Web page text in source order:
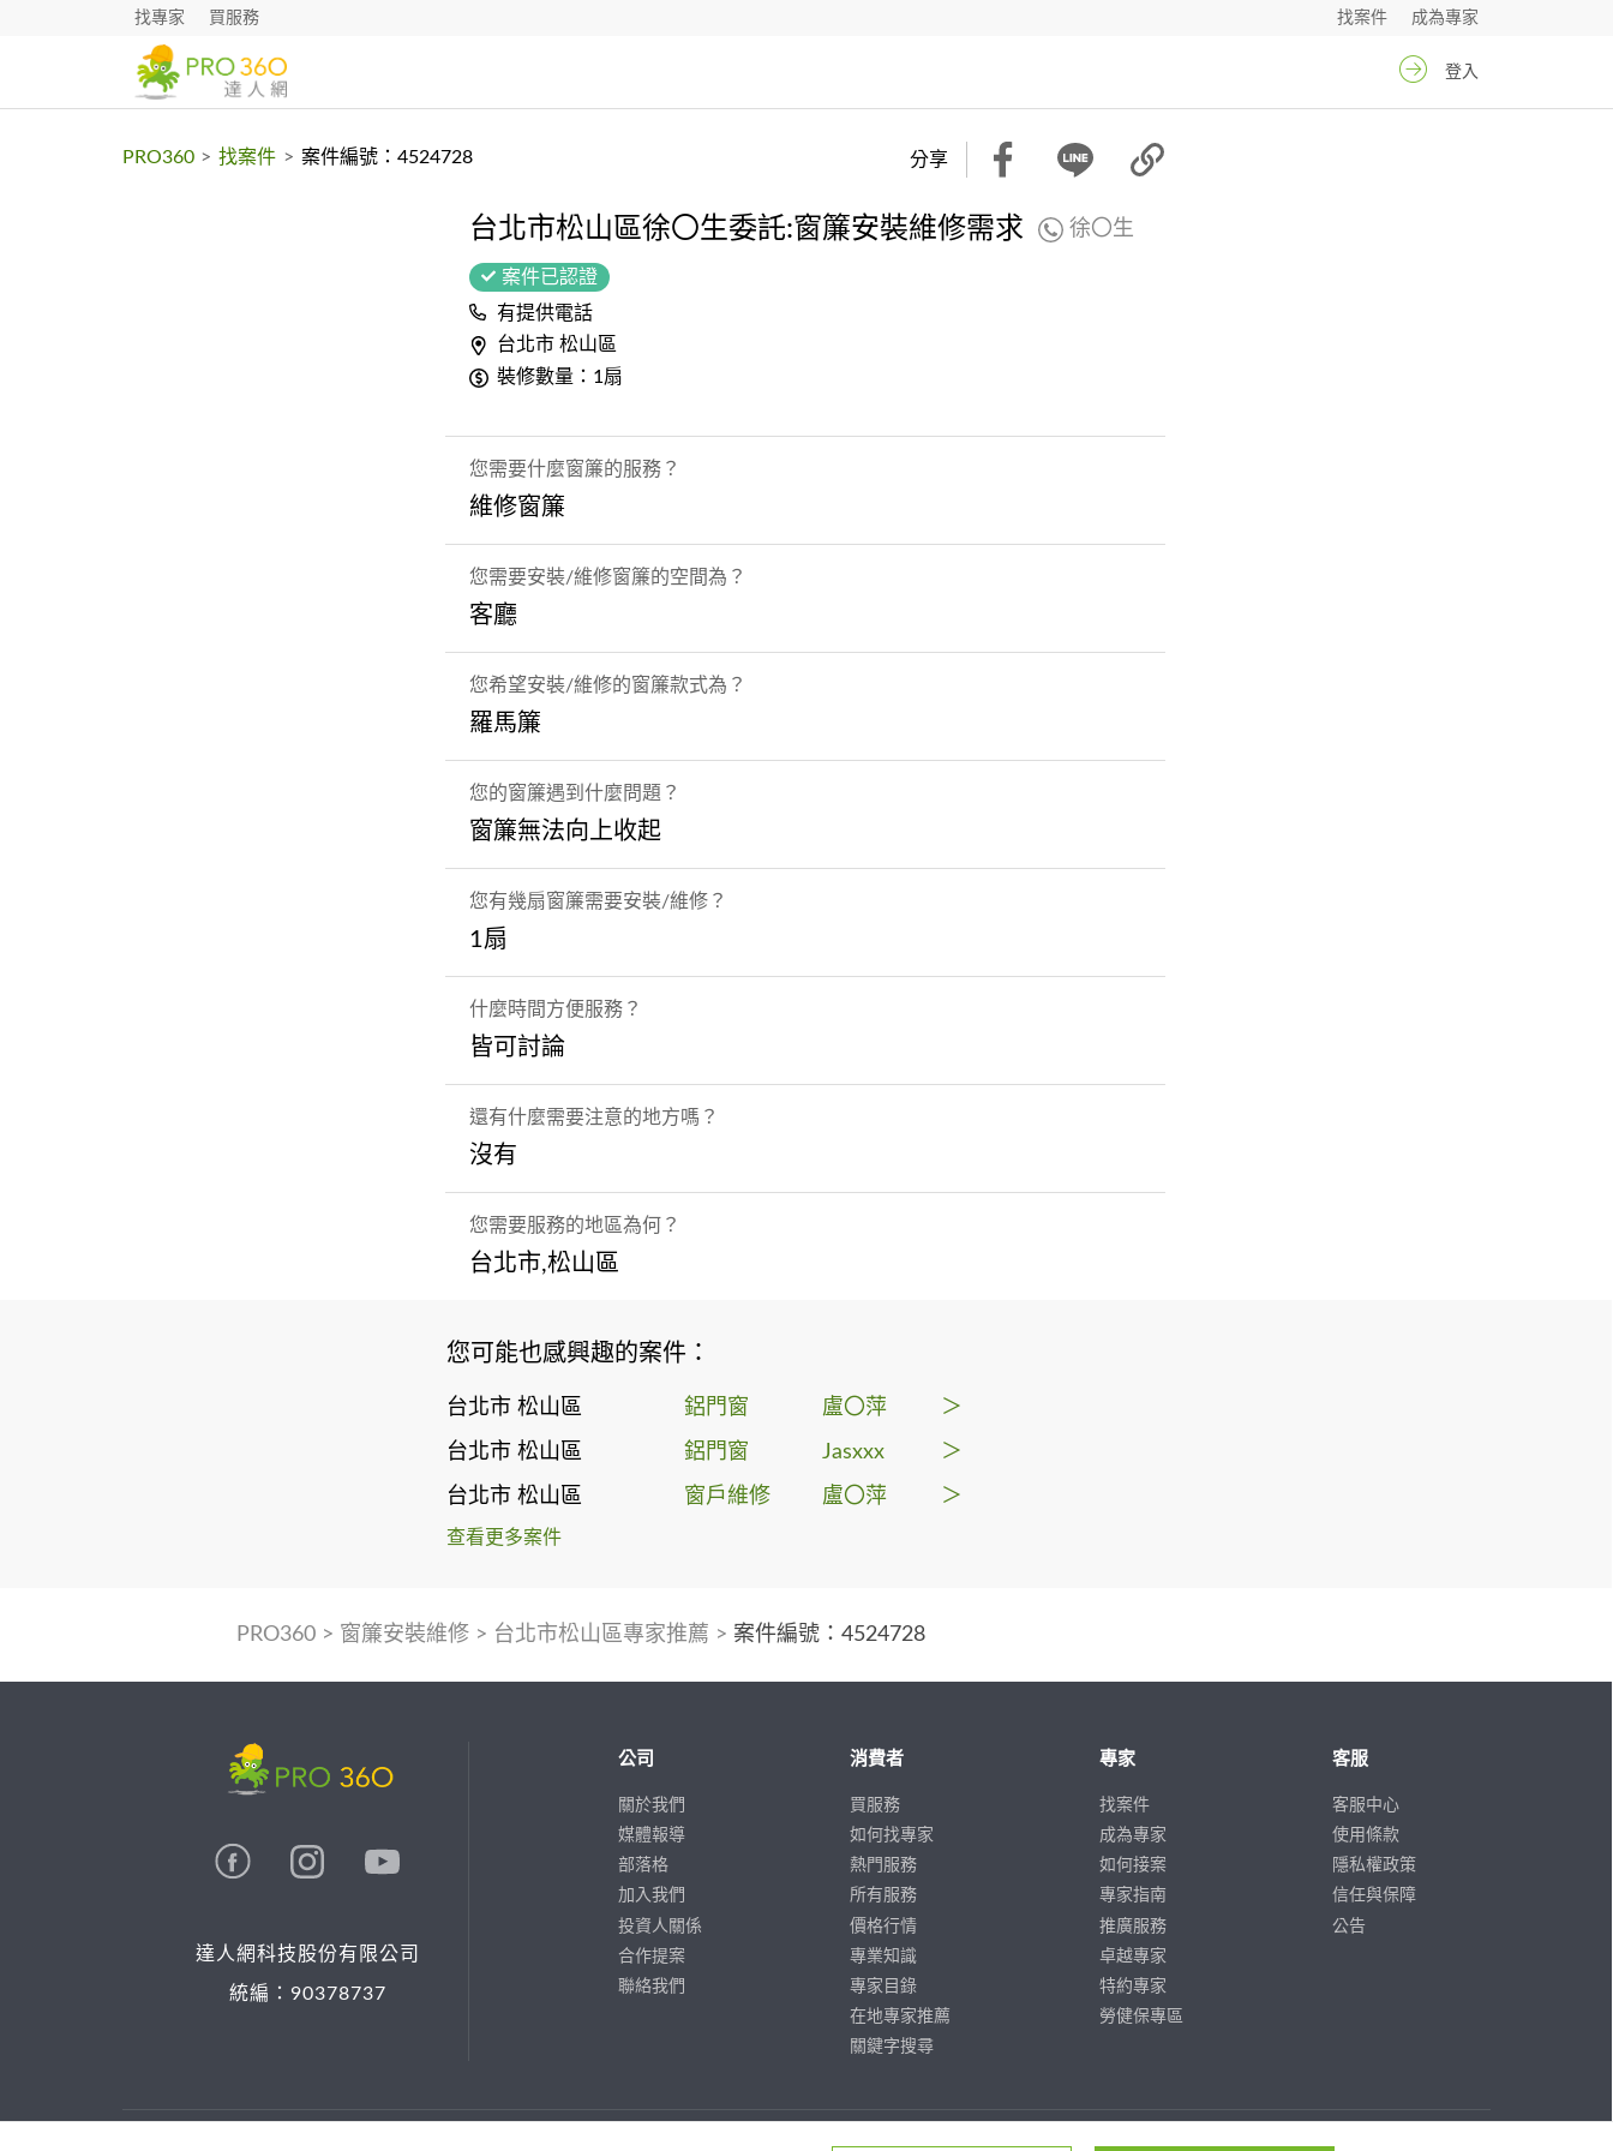
找專家 買服務 成為專家
找案件
登入
PRO360 > 找案件 > 案件編號：4524728 分享
台北市松山區徐〇生委託:窗簾安裝維修需求 徐〇生
案件已認證
有提供電話
台北市 松山區
裝修數量：1扇
您需要什麼窗簾的服務？
維修窗簾
您需要安裝/維修窗簾的空間為？
客廳
您希望安裝/維修的窗簾款式為？
羅馬簾
您的窗簾遇到什麼問題？
窗簾無法向上收起
您有幾扇窗簾需要安裝/維修？
1扇
什麼時間方便服務？
皆可討論
還有什麼需要注意的地方嗎？
沒有
您需要服務的地區為何？
台北市,松山區
您可能也感興趣的案件：
台北市 松山區 鋁門窗 盧〇萍 ＞
台北市 松山區 鋁門窗 Jasxxx ＞
台北市 松山區 窗戶維修 盧〇萍 ＞
查看更多案件
PRO360> 窗簾安裝維修> 台北市松山區專家推薦 > 案件編號：4524728
達人網科技股份有限公司
統編：90378737
公司
關於我們
媒體報導
部落格
加入我們
投資人關係
合作提案
聯絡我們
消費者
買服務
如何找專家
熱門服務
所有服務
價格行情
專業知識
專家目錄
在地專家推薦
關鍵字搜尋
專家
找案件
成為專家
如何接案
專家指南
推廣服務
卓越專家
特約專家
勞健保專區
客服
客服中心
使用條款
隱私權政策
信任與保障
公告